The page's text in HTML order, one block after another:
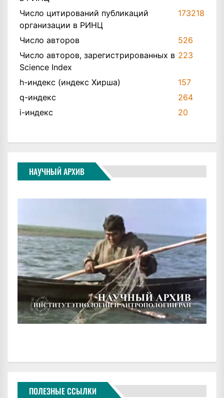
Число цитирований публикаций
организации в РИНЦ
173218
Число авторов
526
Число авторов, зарегистрированных в
Science Index
223
h-индекс (индекс Хирша)
157
q-индекс
264
i-индекс
20
НАУЧНЫЙ АРХИВ
ПОЛЕЗНЫЕ ССЫЛКИ